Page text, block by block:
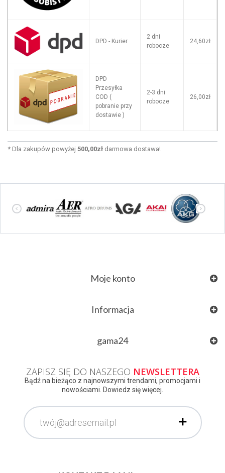
DPD - Kurier
2 dni
robocze
24,60zł
DPD
Przesyłka
COD (
pobranie przy
dostawie )
2-3 dni
robocze
26,00zł
* Dla zakupów powyżej 500,00zł darmowa dostawa!
Moje konto
Informacja
gama24
ZAPISZ SIĘ DO NASZEGO NEWSLETTERA
Bądź na bieżąco z najnowszymi trendami, promocjami i
nowościami. Dowiedz się więcej.